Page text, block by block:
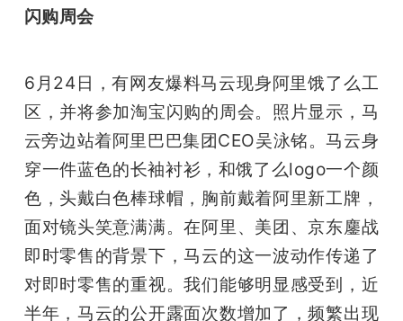
闪购周会
6月24日，有网友爆料马云现身阿里饿了么工
区，并将参加淘宝闪购的周会。照片显示，马
云旁边站着阿里巴巴集团CEO吴泳铭。马云身
穿一件蓝色的长袖衬衫，和饿了么logo一个颜
色，头戴白色棒球帽，胸前戴着阿里新工牌，
面对镜头笑意满满。在阿里、美团、京东鏖战
即时零售的背景下，马云的这一波动作传递了
对即时零售的重视。我们能够明显感受到，近
半年，马云的公开露面次数增加了，频繁出现